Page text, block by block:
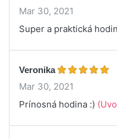
Mar 30, 2021
Super a praktická
Veronika
Mar 30, 2021
Prínosná hodina :)